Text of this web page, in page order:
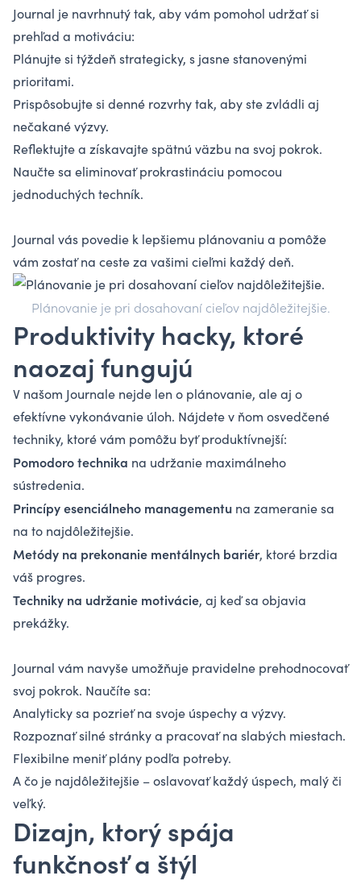
Journal je navrhnutý tak, aby vám pomohol udržať si
prehľad a motiváciu:
Plánujte si týždeň strategicky, s jasne stanovenými
prioritami.
Prispôsobujte si denné rozvrhy tak, aby ste zvládli aj
nečakané výzvy.
Reflektujte a získavajte spätnú väzbu na svoj pokrok.
Naučte sa eliminovať prokrastináciu pomocou
jednoduchých techník.
Journal vás povedie k lepšiemu plánovaniu a pomôže
vám zostať na ceste za vašimi cieľmi každý deň.
Plánovanie je pri dosahovaní cieľov najdôležitejšie.
Produktivity hacky, ktoré
naozaj fungujú
V našom Journale nejde len o plánovanie, ale aj o
efektívne vykonávanie úloh. Nájdete v ňom osvedčené
techniky, ktoré vám pomôžu byť produktívnejší:
Pomodoro technika na udržanie maximálneho
sústredenia.
Princípy esenciálneho managementu na zameranie sa
na to najdôležitejšie.
Metódy na prekonanie mentálnych bariér, ktoré brzdia
váš progres.
Techniky na udržanie motivácie, aj keď sa objavia
prekážky.
Journal vám navyše umožňuje pravidelne prehodnocovať
svoj pokrok. Naučíte sa:
Analyticky sa pozrieť na svoje úspechy a výzvy.
Rozpoznať silné stránky a pracovať na slabých miestach.
Flexibilne meniť plány podľa potreby.
A čo je najdôležitejšie – oslavovať každý úspech, malý či
veľký.
Dizajn, ktorý spája
funkčnosť a štýl